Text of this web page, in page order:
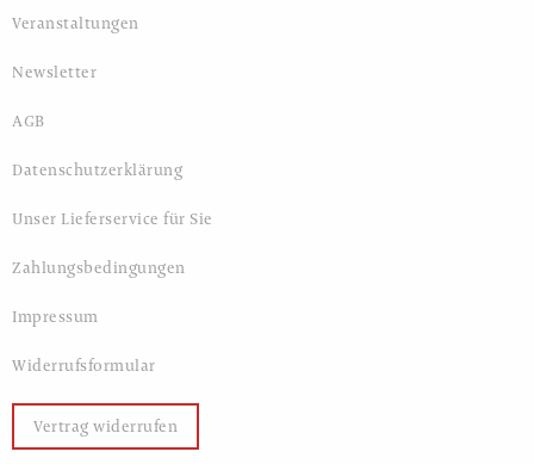
Veranstaltungen
Newsletter
AGB
Datenschutzerklärung
Unser Lieferservice für Sie
Zahlungsbedingungen
Impressum
Widerrufsformular
Vertrag widerrufen